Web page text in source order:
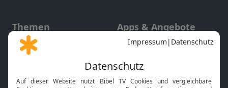
Themen
Gott und Bibel erklärt
Apps & Angebote
Mobile App